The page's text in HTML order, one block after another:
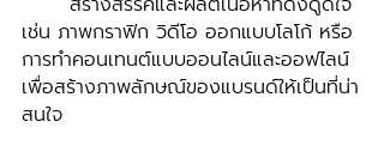
เช่น ภาพกราฟิก วิดีโอ ออกแบบโลโก้ หรือ
การทำคอนเทนต์แบบออนไลน์และออฟไลน์
เพื่อสร้างภาพลักษณ์ของแบรนด์ให้เป็นที่น่า
สนใจ